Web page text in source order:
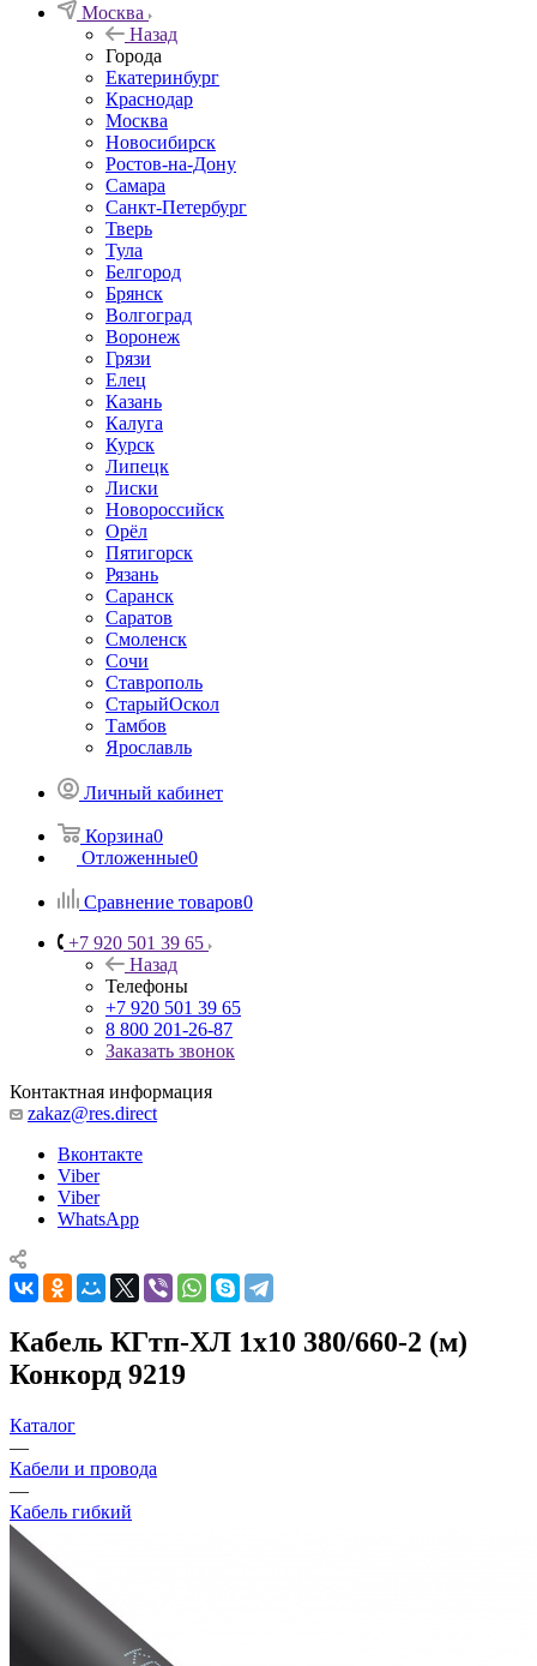
Москва
Назад
Города
Екатеринбург
Краснодар
Москва
Новосибирск
Ростов-на-Дону
Самара
Санкт-Петербург
Тверь
Тула
Белгород
Брянск
Волгоград
Воронеж
Грязи
Елец
Казань
Калуга
Курск
Липецк
Лиски
Новороссийск
Орёл
Пятигорск
Рязань
Саранск
Саратов
Смоленск
Сочи
Ставрополь
СтарыйОскол
Тамбов
Ярославль
Личный кабинет
Корзина0
Отложенные0
Сравнение товаров0
+7 920 501 39 65
Назад
Телефоны
+7 920 501 39 65
8 800 201-26-87
Заказать звонок
Контактная информация
zakaz@res.direct
Вконтакте
Viber
Viber
WhatsApp
Кабель КГтп-ХЛ 1х10 380/660-2 (м)
Конкорд 9219
Каталог
—
Кабели и провода
—
Кабель гибкий